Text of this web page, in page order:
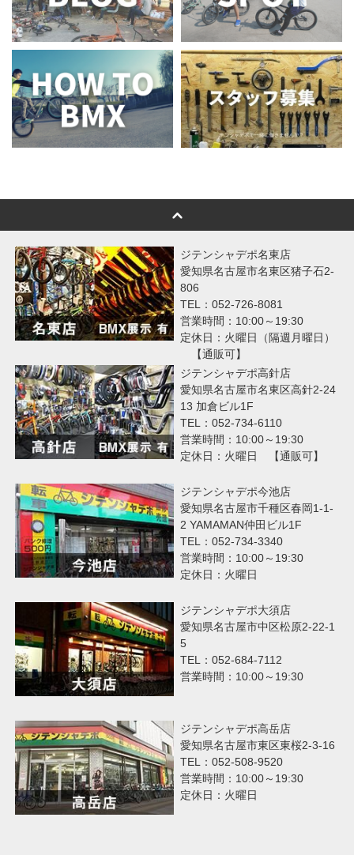
ジテンシャデポ名東店
愛知県名古屋市名東区猪子石2-
806
TEL：052-726-8081
営業時間：10:00～19:30
定休日：火曜日（隔週月曜日）
【通販可】
ジテンシャデポ高針店
愛知県名古屋市名東区高針2-24
13 加倉ビル1F
TEL：052-734-6110
営業時間：10:00～19:30
定休日：火曜日 【通販可】
ジテンシャデポ今池店
愛知県名古屋市千種区春岡1-1-
2 YAMAMAN仲田ビル1F
TEL：052-734-3340
営業時間：10:00～19:30
定休日：火曜日
ジテンシャデポ大須店
愛知県名古屋市中区松原2-22-1
5
TEL：052-684-7112
営業時間：10:00～19:30
ジテンシャデポ高岳店
愛知県名古屋市東区東桜2-3-16
TEL：052-508-9520
営業時間：10:00～19:30
定休日：火曜日